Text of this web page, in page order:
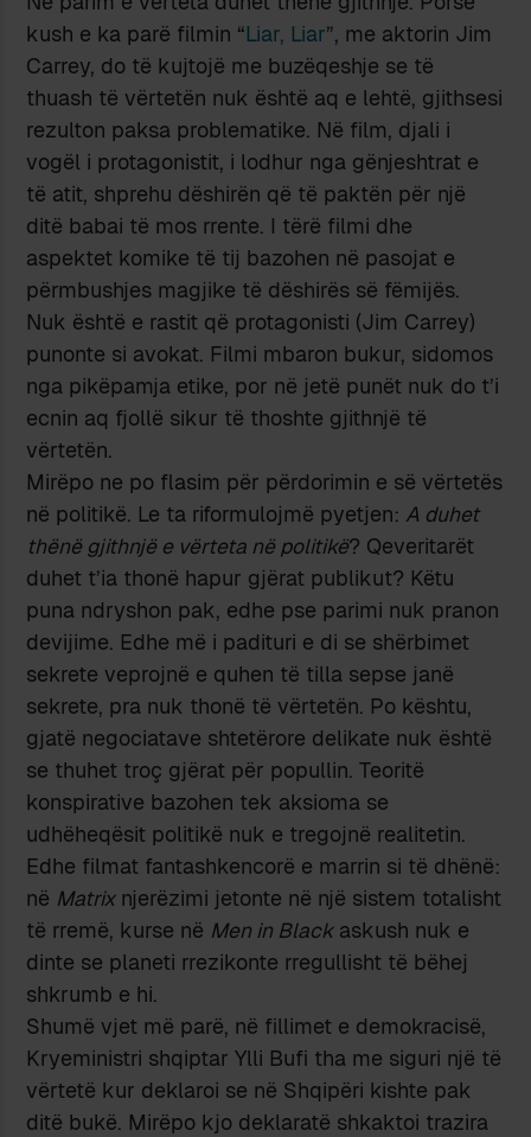
kush e ka parë filmin “Liar, Liar”, me aktorin Jim
Carrey, do të kujtojë me buzëqeshje se të
thuash të vërtetën nuk është aq e lehtë, gjithsesi
rezulton paksa problematike. Në film, djali i
vogël i protagonistit, i lodhur nga gënjeshtrat e
të atit, shprehu dëshirën që të paktën për një
ditë babai të mos rrente. I tërë filmi dhe
aspektet komike të tij bazohen në pasojat e
përmbushjes magjike të dëshirës së fëmijës.
Nuk është e rastit që protagonisti (Jim Carrey)
punonte si avokat. Filmi mbaron bukur, sidomos
nga pikëpamja etike, por në jetë punët nuk do t’i
ecnin aq fjollë sikur të thoshte gjithnjë të
vërtetën.
Mirëpo ne po flasim për përdorimin e së vërtetës
në politikë. Le ta riformulojmë pyetjen: A duhet
thënë gjithnjë e vërteta në politikë? Qeveritarët
duhet t’ia thonë hapur gjërat publikut? Këtu
puna ndryshon pak, edhe pse parimi nuk pranon
devijime. Edhe më i padituri e di se shërbimet
sekrete veprojnë e quhen të tilla sepse janë
sekrete, pra nuk thonë të vërtetën. Po kështu,
gjatë negociatave shtetërore delikate nuk është
se thuhet troç gjërat për popullin. Teoritë
konspirative bazohen tek aksioma se
udhëheqësit politikë nuk e tregojnë realitetin.
Edhe filmat fantashkencorë e marrin si të dhënë:
në Matrixnjerëzimi jetonte në një sistem totalisht
të rremë, kurse në Men in Blackaskush nuk e
dinte se planeti rrezikonte rregullisht të bëhej
shkrumb e hi.
Shumë vjet më parë, në fillimet e demokracisë,
Kryeministri shqiptar Ylli Bufi tha me siguri një të
vërtetë kur deklaroi se në Shqipëri kishte pak
ditë bukë. Mirëpo kjo deklaratë shkaktoi trazira